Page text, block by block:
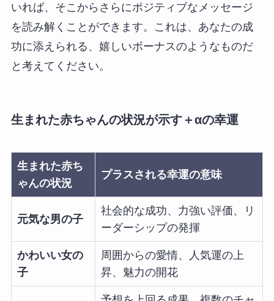
いれば、そこからさらにポジティブなメッセージ
を読み解くことができます。これは、あなたの成
功に添えられる、嬉しいボーナスのようなものだ
と考えてください。
生まれた赤ちゃんの状況が示す＋αの幸運
生まれた赤ち
ゃんの状況
プラスされる幸運の意味
元気な男の子
社会的な成功、力強い評価、リ
ーダーシップの発揮
かわいい女の
子
周囲からの愛情、人気運の上
昇、魅力の開花